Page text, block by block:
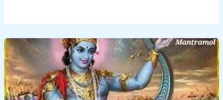
Bhagwat
Geeta
third
adhayay
।।